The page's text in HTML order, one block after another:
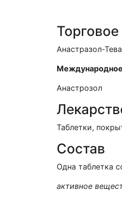
Анастразол-Тева
М
Анастрозол
Таблетки,
Состав
Одна таблетка
активное